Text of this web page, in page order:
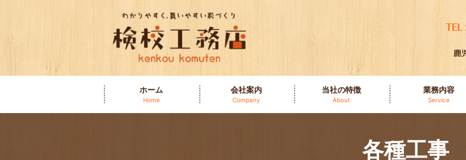
ホーム
Home
会社案内
Company
当社の特徴
About
業務内容
Service
各種工事